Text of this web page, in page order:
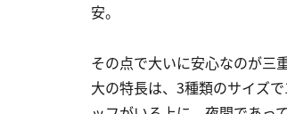
安。
その点で大いに安心なのが三
大の特長は、3種類のサイズ